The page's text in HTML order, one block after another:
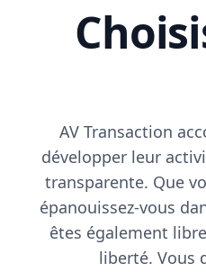
AV Transaction
développer leur
transparente. Que
épanouissez-vous
êtes également
liberté. Vous